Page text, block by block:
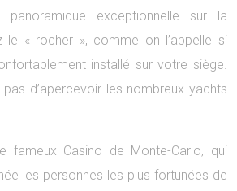
panoramique exceptionnelle sur la
le « rocher », comme on l’appelle si
installé sur votre siège.
d’apercevoir les nombreux yachts
fameux Casino de Monte-Carlo, qui
les personnes les plus fortunées de